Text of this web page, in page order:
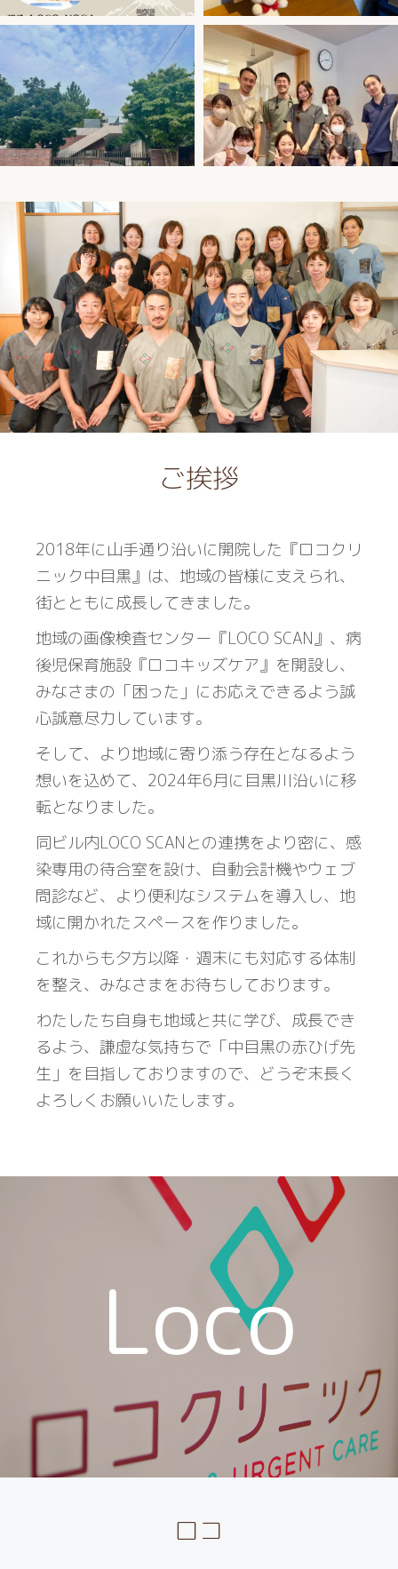
ご挨拶
2018年に山手通り沿いに開院した『ロコクリ
ニック中目黒』は、地域の皆様に支えられ、
街とともに成長してきました。
地域の画像検査センター『LOCO SCAN』、病
後児保育施設『ロコキッズケア』を開設し、
みなさまの「困った」にお応えできるよう誠
心誠意尽力しています。
そして、より地域に寄り添う存在となるよう
想いを込めて、2024年6月に目黒川沿いに移
転となりました。
同ビル内LOCO SCANとの連携をより密に、感
染専用の待合室を設け、自動会計機やウェブ
問診など、より便利なシステムを導入し、地
域に開かれたスペースを作りました。
これからも夕方以降・週末にも対応する体制
を整え、みなさまをお待ちしております。
わたしたち自身も地域と共に学び、成長でき
るよう、謙虚な気持ちで「中目黒の赤ひげ先
生」を目指しておりますので、どうぞ末長く
よろしくお願いいたします。
Loco
ロコ